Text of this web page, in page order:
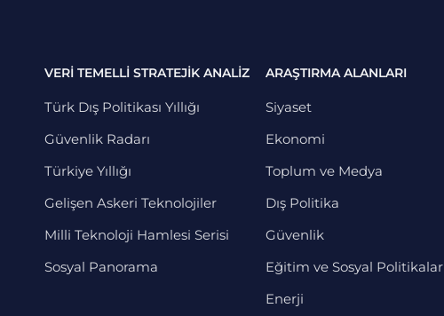
VERİ TEMELLİ STRATEJİK ANALİZ
Türk Dış Politikası Yıllığı
Güvenlik Radarı
Türkiye Yıllığı
Gelişen Askeri Teknolojiler
Milli Teknoloji Hamlesi Serisi
Sosyal Panorama
ARAŞTIRMA ALANLARI
Siyaset
Ekonomi
Toplum ve Medya
Dış Politika
Güvenlik
Eğitim ve Sosyal Politikalar
Enerji